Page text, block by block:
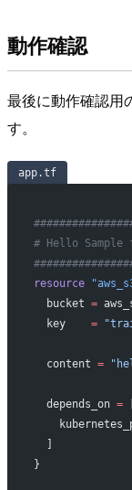
動作確認
最後に動作確認用
す。
app.tf
# Hello
resource
  bucket
=
  key
    =
  content
=
  depends_on
= [
}